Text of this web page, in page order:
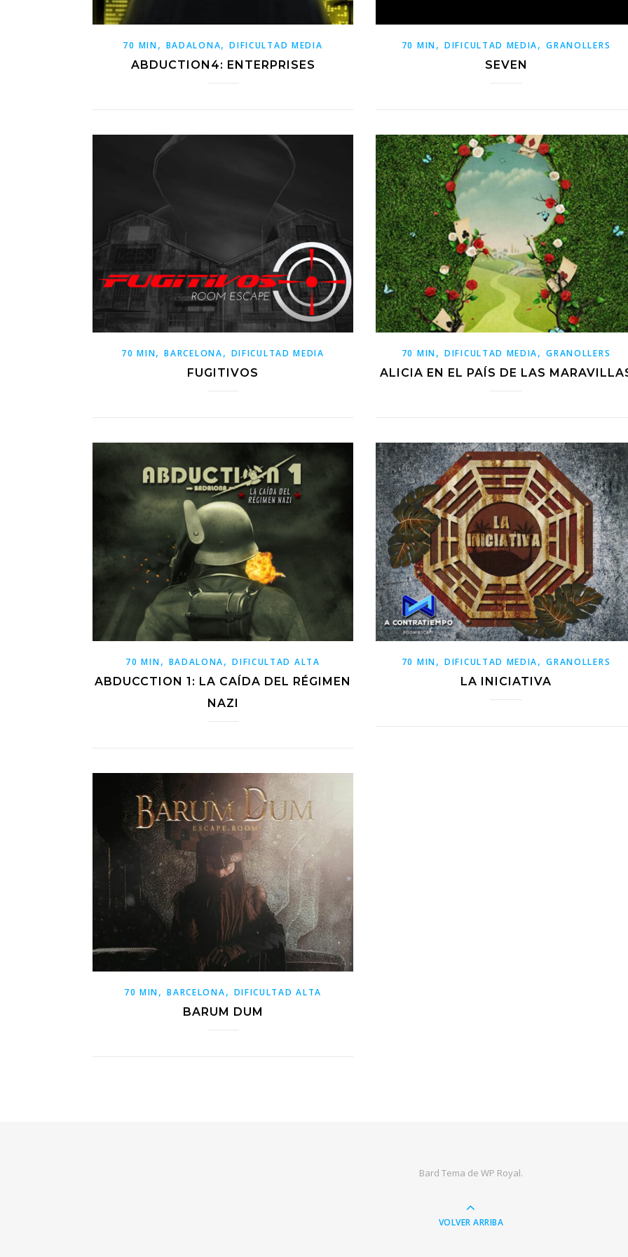
70 MIN, BADALONA,DIFICULTAD MEDIA
ABDUCTION4: ENTERPRISES
70 MIN, DIFICULTAD MEDIA,GRANOLLERS
SEVEN
70 MIN,BARCELONA, DIFICULTAD MEDIA
FUGITIVOS
70 MIN, DIFICULTAD MEDIA,GRANOLLERS
ALICIA EN EL PAÍS DE LAS
70 MIN, BADALONA,DIFICULTAD ALTA
ABDUCCTION 1: LA CAÍDA DEL RÉGIMEN
NAZI
70 MIN, DIFICULTAD MEDIA,GRANOLLERS
LA INICIATIVA
70 MIN,BARCELONA, DIFICULTAD ALTA
BARUM DUM
Bard Tema de WP Royal.
VOLVER ARRIBA